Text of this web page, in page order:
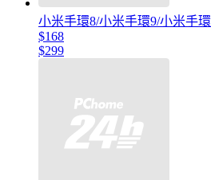
小米手環8/小米手環9/小米手
$168
$299